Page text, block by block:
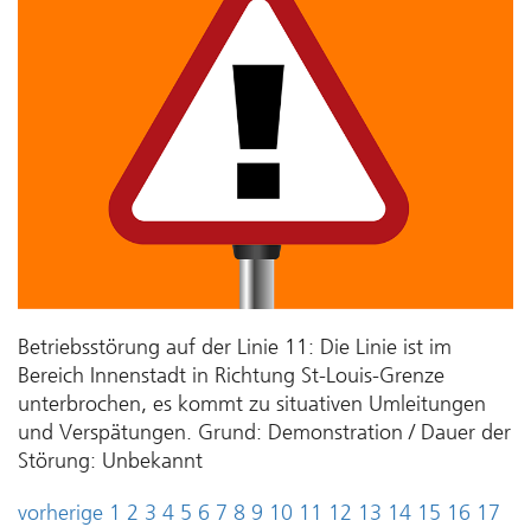
Betriebsstörung auf der Linie 11: Die Linie ist im
Bereich Innenstadt in Richtung St-Louis-Grenze
unterbrochen, es kommt zu situativen Umleitungen
und Verspätungen. Grund: Demonstration / Dauer der
Störung: Unbekannt
vorherige 1 2 3 4 5 6 7 8 9 10 11 12 13 14 15 16 17